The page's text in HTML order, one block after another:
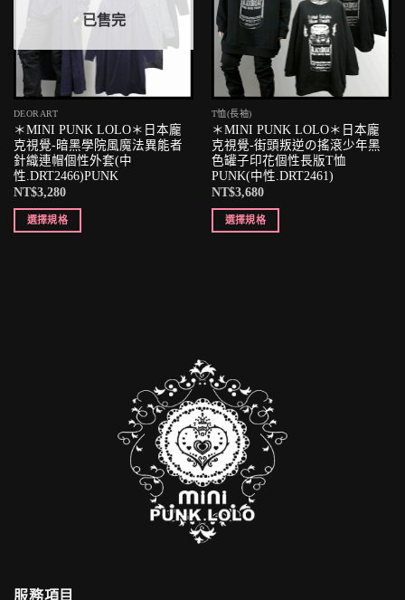
已售完
DEORART
＊MINI PUNK LOLO＊日本龐
克視覺-暗黑學院風魔法異能者
針織連帽個性外套(中
性.DRT2466)PUNK
NT$3,280
選擇規格
T恤(長袖)
＊MINI PUNK LOLO＊日本龐
克視覺-街頭叛逆の搖滾少年黑
色罐子印花個性長版T恤
PUNK(中性.DRT2461)
NT$3,680
選擇規格
服務項目